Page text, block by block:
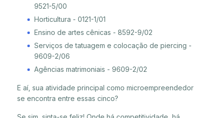
9521-5/00
Horticultura - 0121-1/01
Ensino de artes cênicas - 8592-9/02
Serviços de tatuagem e colocação de piercing -
9609-2/06
Agências matrimoniais - 9609-2/02
E aí, sua atividade principal como microempreendedor
se encontra entre essas cinco?